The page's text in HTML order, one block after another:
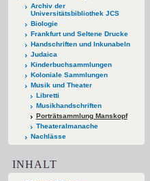
Archiv der
Universitätsbibliothek JCS
Biologie
Frankfurt und Seltene Drucke
Handschriften und Inkunabeln
Judaica
Kinderbuchsammlungen
Koloniale Sammlungen
Musik und Theater
Libretti
Musikhandschriften
Porträtsammlung Manskopf
Theateralmanache
Nachlässe
INHALT